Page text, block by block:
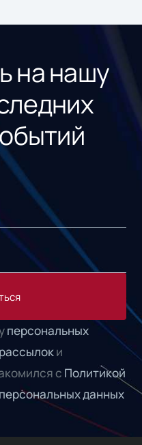
на нашу
персональных
рассылоки
с Политикой
данных